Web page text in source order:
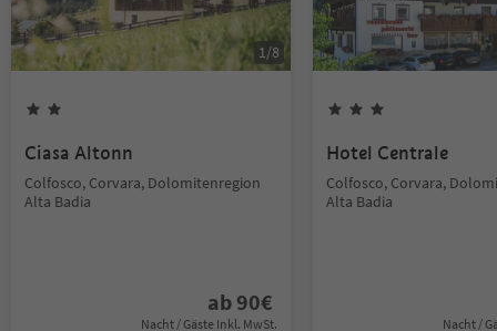
1 /8
Ciasa Altonn
Colfosco, Corvara, Dolomitenregion
Alta Badia
ab 90€
Nacht / Gäste Inkl. MwSt.
Hotel Centrale
Colfosco, Corvara,
Alta Badia
Nacht /